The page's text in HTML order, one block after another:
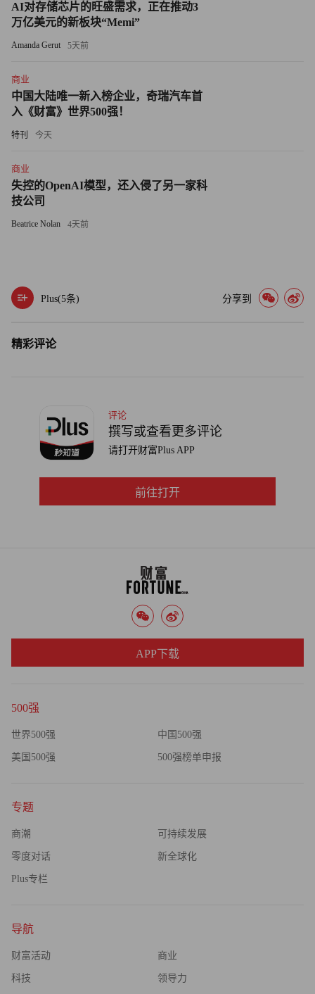
AI对存储芯片的旺盛需求，正在推动3
万亿美元的新板块“Memi”
Amanda Gerut 5天前
商业
中国大陆唯一新入榜企业，奇瑞汽车首
入《财富》世界500强！
特刊 今天
商业
失控的OpenAI模型，还入侵了另一家科
技公司
Beatrice Nolan 4天前
Plus(5条) 分享到
精彩评论
评论
撰写或查看更多评论
请打开财富Plus APP
前往打开
500强
世界500强 中国500强
美国500强 500强榜单申报
专题
商潮 可持续发展
零度对话 新全球化
Plus专栏
导航
财富活动 商业
科技 领导力
APP下载